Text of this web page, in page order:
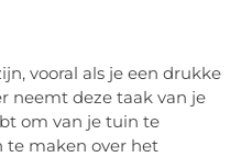
vooral als je een drukke
neemt deze taak van je
om van je tuin te
te maken over het